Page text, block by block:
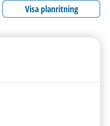
l
Visa planritning